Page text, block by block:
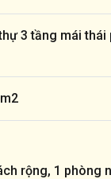
3 tầng mái thái
rộng, 1 phòng